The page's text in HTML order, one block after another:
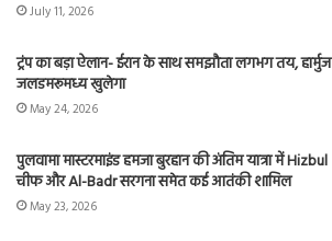
July 11, 2026
ट्रंप का बड़ा ऐलान- ईरान के साथ समझौता लगभग तय, हार्मुज
जलडमरूमध्य खुलेगा
May 24, 2026
पुलवामा मास्टरमाइंड हमजा बुरहान की अंतिम यात्रा में Hizbul
चीफ और Al-Badr सरगना समेत कई आतंकी शामिल
May 23, 2026